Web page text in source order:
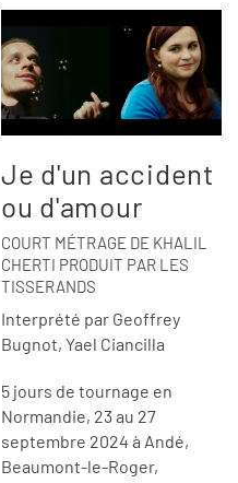
Je d'un accident
ou d'amour
COURT MÉTRAGE DE KHALIL
CHERTI PRODUIT PAR LES
TISSERANDS
Interprété par Geoffrey
Bugnot, Yael Ciancilla
5 jours de tournage en
Normandie, 23 au 27
septembre 2024 à Andé,
Beaumont-le-Roger,